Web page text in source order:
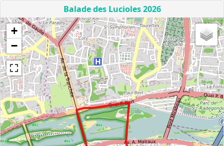
Balade des Lucioles 2026
+
−